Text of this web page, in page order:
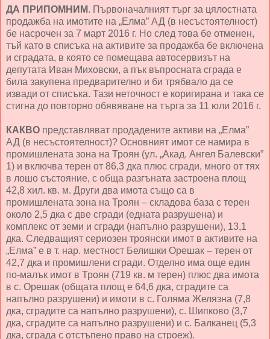
ДА ПРИПОМНИМ. Първоначалният търг за цялостната
продажба на имотите на „Елма” АД (в несъстоятелност)
бе насрочен за 7 март 2016 г. Но след това бе отменен,
тъй като в списъка на активите за продажба бе включена
и сградата, в която се помещава автосервизът на
депутата Иван Миховски, а пък въпросната сграда е
била закупена предварително и би трябвало да се
извади от списъка. Тази неточност е коригирана и така се
стигна до повторно обявяване на търга за 11 юли 2016 г.
КАКВО представляват продадените активи на „Елма”
АД (в несъстоятелност)? Основният имот се намира в
промишлената зона на Троян (ул. „Акад. Ангел Балевски”
1) и включва терен от 86,3 дка плюс сгради, много от тях
в лошо състояние, с обща разгъната застроена площ
42,8 хил. кв. м. Други два имота също са в
промишлената зона на Троян – складова база с терен
около 2,5 дка с две сгради (едната разрушена) и
комплекс от земи и сгради (напълно разрушени), 13,1
дка. Следващият сериозен троянски имот в активите на
„Елма” е в т. нар. местност Белишки Орешак – терен от
42,7 дка и промишлени сгради. Отделно има още един
по-малък имот в Троян (719 кв. м терен) плюс два имота
в с. Орешак (общата площ е 64,6 дка, сградите са
напълно разрушени) и имоти в с. Голяма Желязна (7,8
дка, сградите са напълно разрушени), с. Шипково (3,7
дка, сградите са напълно разрушени) и с. Балканец (5,3
дка, сграда с отстъпено право на строеж).